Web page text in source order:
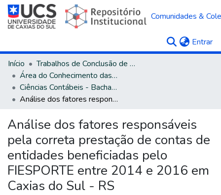
Comunidades &
Entrar
Início
Trabalhos de Conclusão de Curso
Área do Conhecimento das Ciências Sociais Aplicadas
Ciências Contábeis - Bacharelado
Análise dos fatores responsáveis pela correta prestação de contas de entidades beneficiadas pelo FIESPORTE entre 2014 e 2016 em Caxias do Sul - RS
Análise dos fatores responsáveis
pela correta prestação de contas de
entidades beneficiadas pelo
FIESPORTE entre 2014 e 2016 em
Caxias do Sul - RS